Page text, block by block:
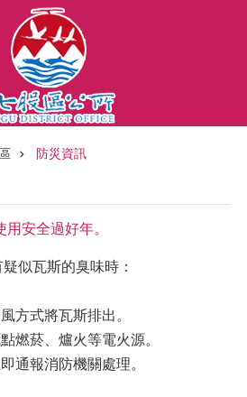
防災資訊
安全過好年。
似瓦斯的臭味時：
方式將瓦斯排出。
燃菸、爐火等電火源。
通報消防機關處理。